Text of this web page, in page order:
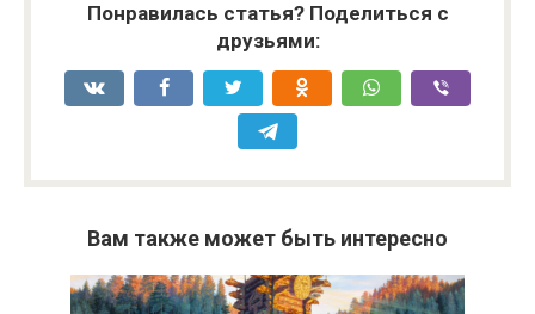
Понравилась статья? Поделиться с
друзьями:
Вам также может быть интересно